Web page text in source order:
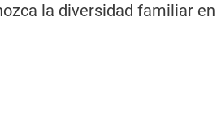
la diversidad familiar